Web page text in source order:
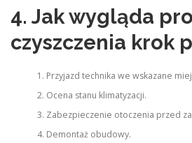
4. Jak wygląda
czyszczenia krok
Przyjazd technika we wskazane
Ocena stanu klimatyzacji.
Zabezpieczenie otoczenia przed
Demontaż obudowy.